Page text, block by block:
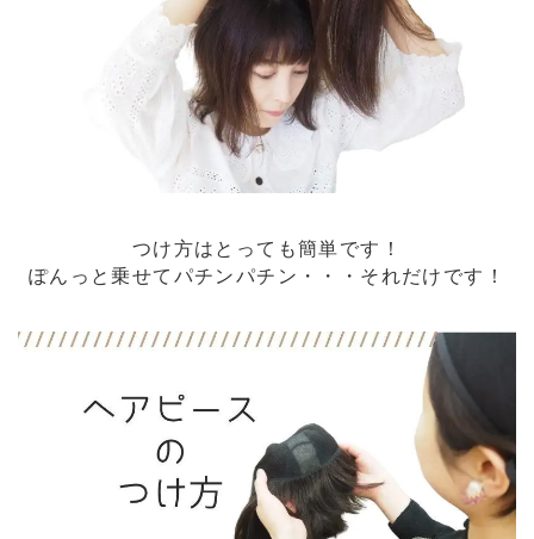
つけ方はとっても簡単です！
ぽんっと乗せてパチンパチン・・・それだけです！